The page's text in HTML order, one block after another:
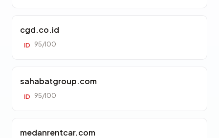
cgd.co.id
ID 95/100
sahabatgroup.com
ID 95/100
medanrentcar.com